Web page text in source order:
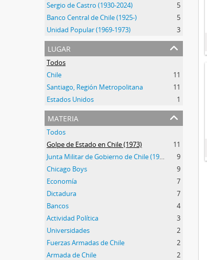
Sergio de Castro (1930-2024)
5
Banco Central de Chile (1925-)
5
Unidad Popular (1969-1973)
3
lugar
Todos
Chile
11
Santiago, Región Metropolitana
11
Estados Unidos
1
materia
Todos
Golpe de Estado en Chile (1973)
11
Junta Militar de Gobierno de Chile (1973-1990)
9
Chicago Boys
9
Economía
7
Dictadura
7
Bancos
4
Actividad Política
3
Universidades
2
Fuerzas Armadas de Chile
2
Armada de Chile
2